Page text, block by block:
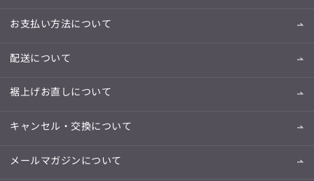
お支払い方法について
配送について
裾上げお直しについて
キャンセル・交換について
メールマガジンについて